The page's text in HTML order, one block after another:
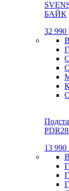
БАЙК
32 990
13 990